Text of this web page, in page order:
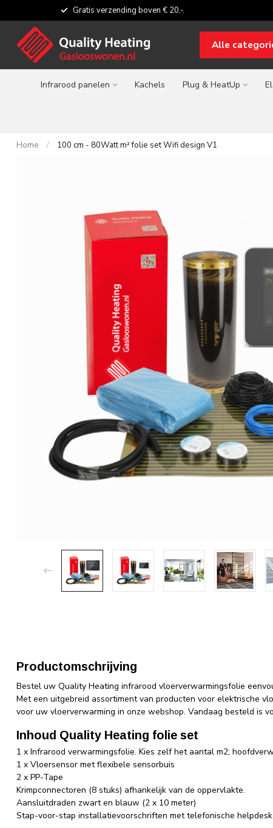
Gratis verzending boven € 20,-.
Alle
Infrarood panelen Kachels Plug & HeatUp
Home / 100 cm - 80Watt m² folie set Wifi design V1
Productomschrijving
Bestel uw Quality Heating infrarood vloerverwarmingsfolie
Met een uitgebreid assortiment van producten voor elektrische
voor uw vloerverwarming in onze webshop. Vandaag besteld is
Inhoud Quality Heating folie set
1 x Infrarood verwarmingsfolie. Kies zelf het aantal m2;
1 x Vloersensor met flexibele sensorbuis
2 x PP-Tape
Krimpconnectoren (8 stuks) afhankelijk van de oppervlakte.
Aansluitdraden zwart en blauw (2 x 10 meter)
Stap-voor-stap installatievoorschriften met telefonische helpdesk